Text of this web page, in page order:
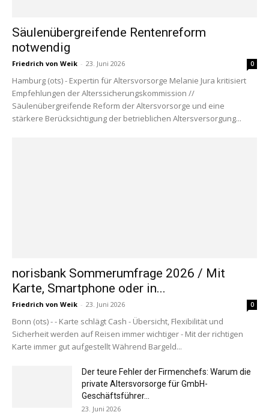
Säulenübergreifende Rentenreform
notwendig
Friedrich von Weik - 23. Juni 2026 0
Hamburg (ots) - Expertin für Altersvorsorge Melanie Jura kritisiert
Empfehlungen der Alterssicherungskommission //
Säulenübergreifende Reform der Altersvorsorge und eine
stärkere Berücksichtigung der betrieblichen Altersversorgung...
norisbank Sommerumfrage 2026 / Mit
Karte, Smartphone oder in...
Friedrich von Weik - 23. Juni 2026 0
Bonn (ots) - - Karte schlägt Cash - Übersicht, Flexibilität und
Sicherheit werden auf Reisen immer wichtiger - Mit der richtigen
Karte immer gut aufgestellt Während Bargeld...
Der teure Fehler der Firmenchefs: Warum die
private Altersvorsorge für GmbH-
Geschäftsführer...
23. Juni 2026